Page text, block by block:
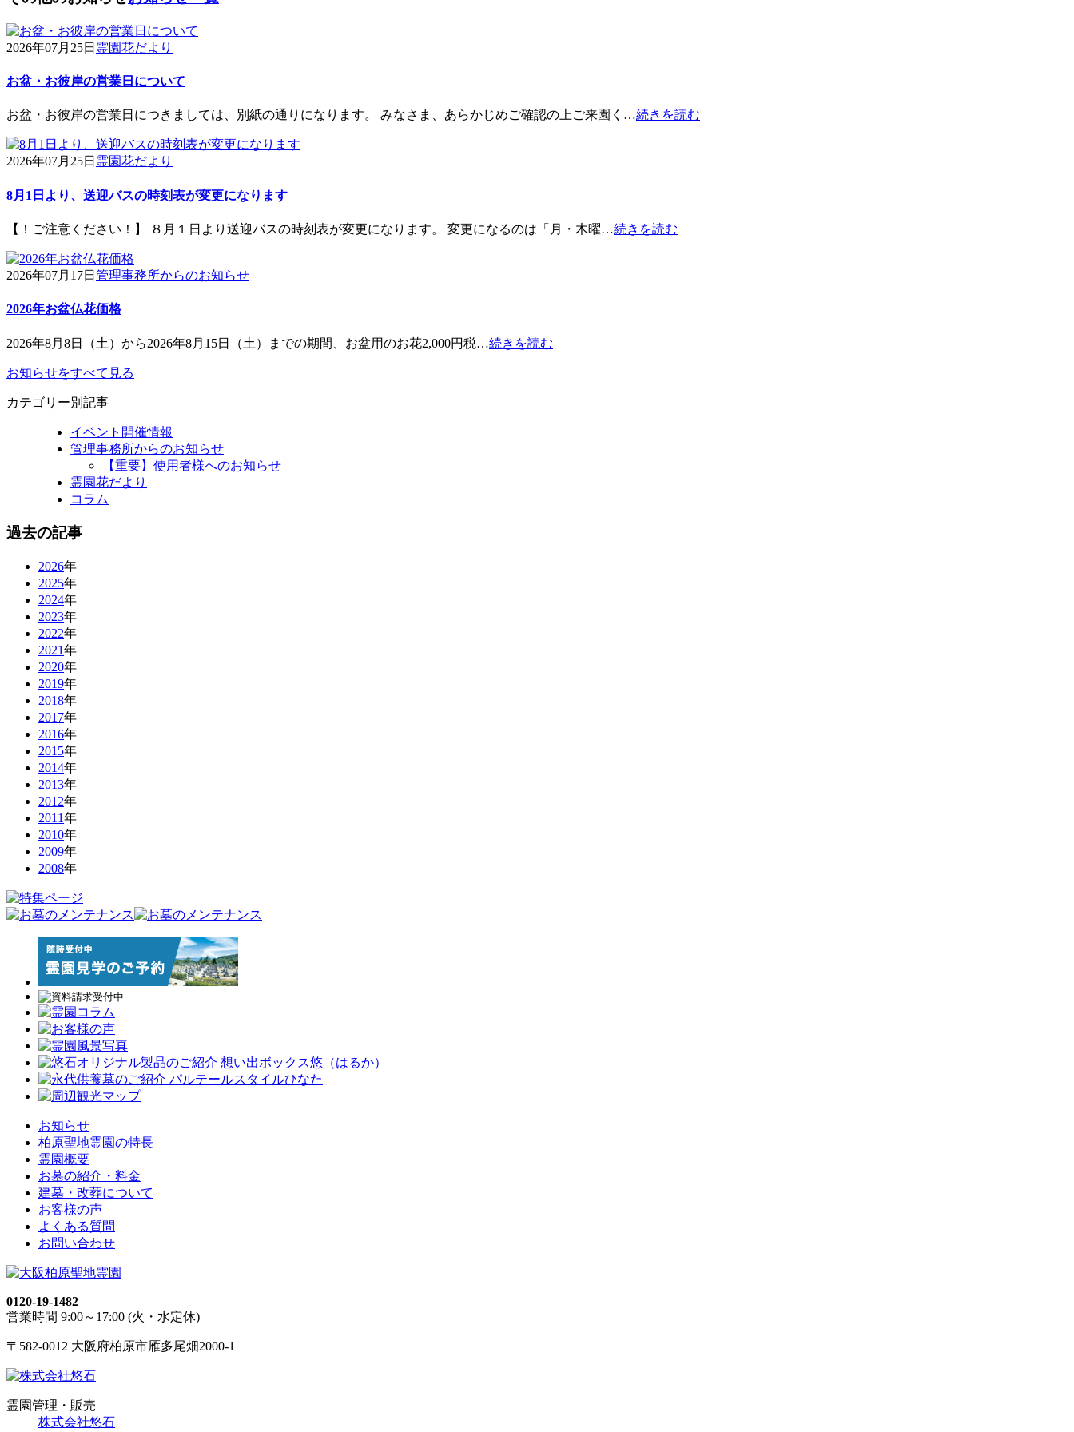
2026年07月25日 霊園花だより
お盆・お彼岸の営業日について
お盆・お彼岸の営業日につきましては、別紙の通りになります。 みなさま、あらかじめご確認の上ご来園く…続きを読む
2026年07月25日 霊園花だより
8月1日より、送迎バスの時刻表が変更になります
【！ご注意ください！】 ８月１日より送迎バスの時刻表が変更になります。 変更になるのは「月・木曜…続きを読む
2026年07月17日 管理事務所からのお知らせ
2026年お盆仏花価格
2026年8月8日（土）から2026年8月15日（土）までの期間、お盆用のお花2,000円税…続きを読む
お知らせをすべて見る
カテゴリー別記事
イベント開催情報
管理事務所からのお知らせ
【重要】使用者様へのお知らせ
霊園花だより
コラム
過去の記事
2026年
2025年
2024年
2023年
2022年
2021年
2020年
2019年
2018年
2017年
2016年
2015年
2014年
2013年
2012年
2011年
2010年
2009年
2008年
お知らせ
柏原聖地霊園の特長
霊園概要
お墓の紹介・料金
建墓・改葬について
お客様の声
よくある質問
お問い合わせ
0120-19-1482
営業時間 9:00～17:00 (火・水定休)
〒582-0012 大阪府柏原市雁多尾畑2000-1
霊園管理・販売
株式会社悠石